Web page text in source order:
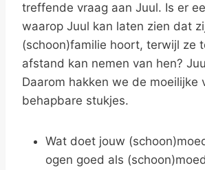
treffende vraag aan Juul. Is er
waarop Juul kan laten zien dat
(schoon)familie hoort, terwijl ze
afstand kan nemen van hen?
Daarom hakken we de moeilijke
behapbare stukjes.
Wat doet jouw
ogen goed als